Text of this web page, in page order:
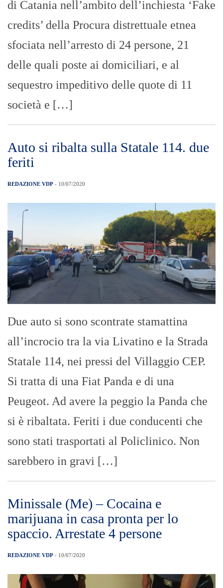
di Catania nell’ambito dell’inchiesta ‘Fake
credits’ della Procura distrettuale etnea
sfociata nell’arresto di 24 persone, 21
delle quali poste ai domiciliari, e al
sequestro impeditivo delle quote di 11
società e […]
Auto si ribalta sulla Statale 114. due
feriti
REDAZIONE VDP - 10/07/2020
Due auto si sono scontrate stamattina
all’incrocio tra la via Livatino e la Strada
Statale 114, nei pressi del Villaggio CEP.
Si tratta di una Fiat Panda e di una
Peugeot. Ad avere la peggio la Panda che
si è ribaltata. Feriti i due conducenti che
sono stati trasportati al Policlinico. Non
sarebbero in gravi […]
Minissale (Me) – Cocaina e
marijuana in casa pronta per lo
spaccio. Arrestate 4 persone
REDAZIONE VDP - 10/07/2020